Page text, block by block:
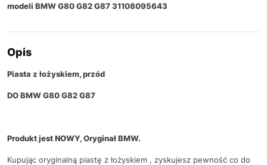
modeli BMW G80 G82 G87 31108095643
Opis
Piasta z łożyskiem, przód
DO BMW G80 G82 G87
Produkt jest NOWY, Oryginał BMW.
Kupując oryginalną piastę z łożyskiem , zyskujesz pewność co do